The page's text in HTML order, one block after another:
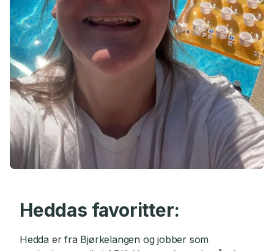
Heddas favoritter:
Hedda er fra Bjørkelangen og jobber som